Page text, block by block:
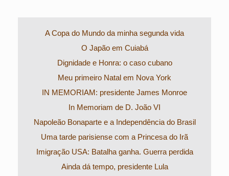
A Copa do Mundo da minha segunda vida
O Japão em Cuiabá
Dignidade e Honra: o caso cubano
Meu primeiro Natal em Nova York
IN MEMORIAM: presidente James Monroe
In Memoriam de D. João VI
Napoleão Bonaparte e a Independência do Brasil
Uma tarde parisiense com a Princesa do Irã
Imigração USA: Batalha ganha. Guerra perdida
Ainda dá tempo, presidente Lula